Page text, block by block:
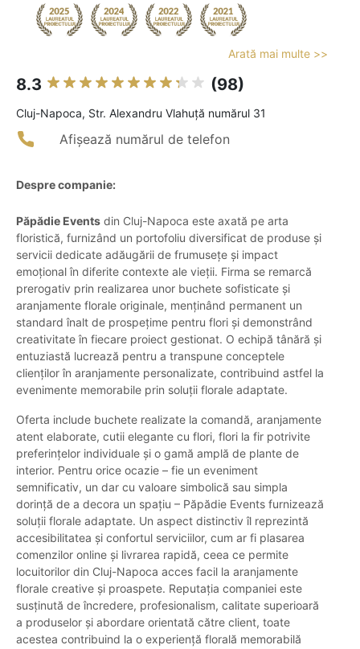
Arată mai multe >>
8.3 (98)
Cluj-Napoca, Str. Alexandru Vlahuță numărul 31
Afișează numărul de telefon
Despre companie:
Păpădie Events din Cluj-Napoca este axată pe arta
floristică, furnizând un portofoliu diversificat de produse și
servicii dedicate adăugării de frumusețe și impact
emoțional în diferite contexte ale vieții. Firma se remarcă
prerogativ prin realizarea unor buchete sofisticate și
aranjamente florale originale, menținând permanent un
standard înalt de prospețime pentru flori și demonstrând
creativitate în fiecare proiect gestionat. O echipă tânără și
entuziastă lucrează pentru a transpune conceptele
clienților în aranjamente personalizate, contribuind astfel la
evenimente memorabile prin soluții florale adaptate.
Oferta include buchete realizate la comandă, aranjamente
atent elaborate, cutii elegante cu flori, flori la fir potrivite
preferințelor individuale și o gamă amplă de plante de
interior. Pentru orice ocazie – fie un eveniment
semnificativ, un dar cu valoare simbolică sau simpla
dorință de a decora un spațiu – Păpădie Events furnizează
soluții florale adaptate. Un aspect distinctiv îl reprezintă
accesibilitatea și confortul serviciilor, cum ar fi plasarea
comenzilor online și livrarea rapidă, ceea ce permite
locuitorilor din Cluj-Napoca acces facil la aranjamente
florale creative și proaspete. Reputația companiei este
susținută de încredere, profesionalism, calitate superioară
a produselor și abordare orientată către client, toate
acestea contribuind la o experiență florală memorabilă